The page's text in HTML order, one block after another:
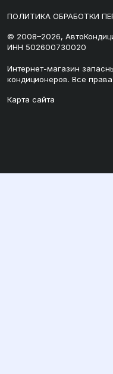
ПОЛИТИКА ОБРАБОТКИ
© 2008–2026,
ИНН 502600730020
Интернет-магазин
кондиционеров. Все
Карта сайта